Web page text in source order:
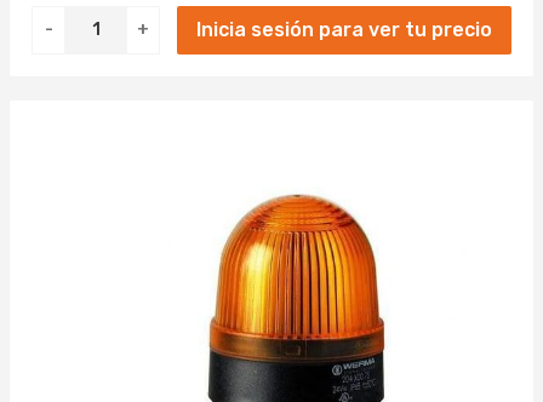
- + Inicia sesión para ver tu precio